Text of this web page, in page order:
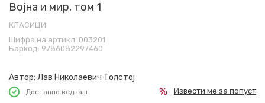
Војна и мир, том 1
КЛАСИЦИ
Шифра на артикл: 003201
Баркод: 9786082297460
Автор: Лав Николаевич Толстој
Достапно веднаш Извести ме за попуст